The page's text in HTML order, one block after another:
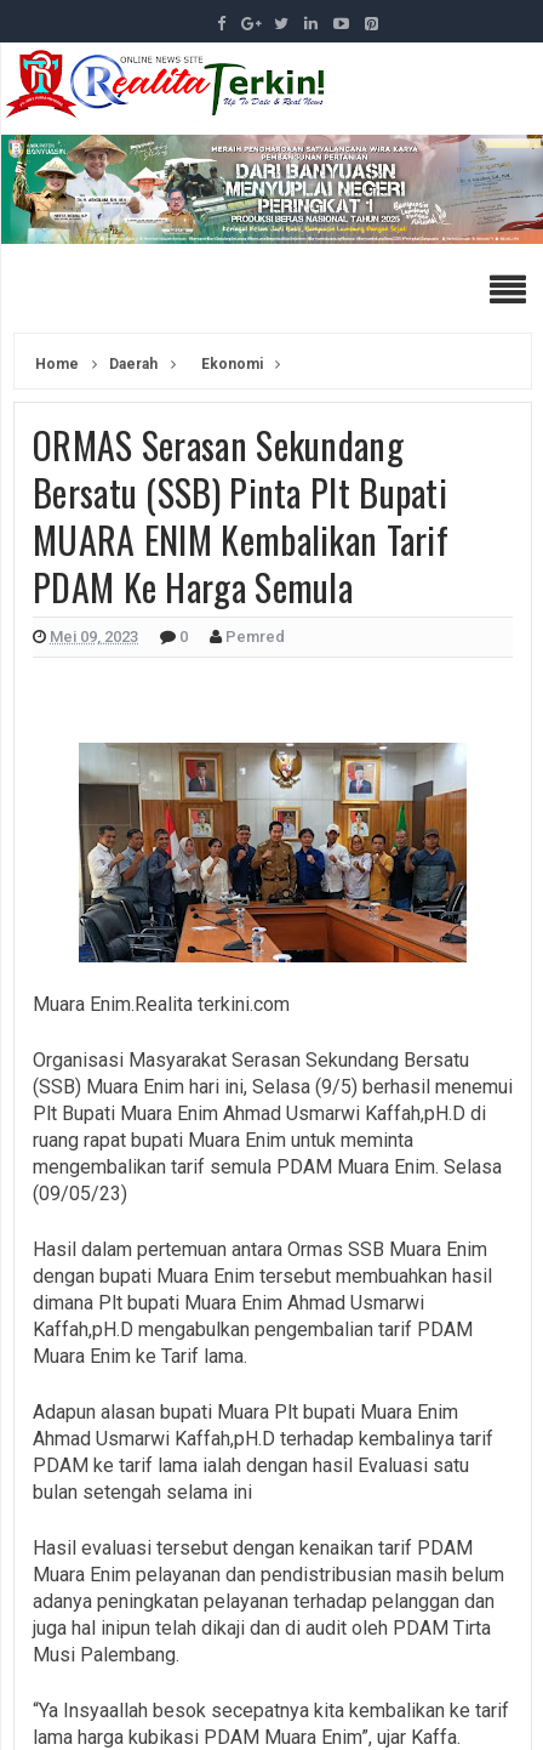
Home Daerah Ekonomi
ORMAS Serasan Sekundang
Bersatu (SSB) Pinta Plt Bupati
MUARA ENIM Kembalikan Tarif
PDAM Ke Harga Semula
Mei 09, 2023 0 Pemred
Muara Enim.Realita terkini.com
Organisasi Masyarakat Serasan Sekundang Bersatu
(SSB) Muara Enim hari ini, Selasa (9/5) berhasil menemui
Plt Bupati Muara Enim Ahmad Usmarwi Kaffah,pH.D di
ruang rapat bupati Muara Enim untuk meminta
mengembalikan tarif semula PDAM Muara Enim. Selasa
(09/05/23)
Hasil dalam pertemuan antara Ormas SSB Muara Enim
dengan bupati Muara Enim tersebut membuahkan hasil
dimana Plt bupati Muara Enim Ahmad Usmarwi
Kaffah,pH.D mengabulkan pengembalian tarif PDAM
Muara Enim ke Tarif lama.
Adapun alasan bupati Muara Plt bupati Muara Enim
Ahmad Usmarwi Kaffah,pH.D terhadap kembalinya tarif
PDAM ke tarif lama ialah dengan hasil Evaluasi satu
bulan setengah selama ini
Hasil evaluasi tersebut dengan kenaikan tarif PDAM
Muara Enim pelayanan dan pendistribusian masih belum
adanya peningkatan pelayanan terhadap pelanggan dan
juga hal inipun telah dikaji dan di audit oleh PDAM Tirta
Musi Palembang.
“Ya Insyaallah besok secepatnya kita kembalikan ke tarif
lama harga kubikasi PDAM Muara Enim”, ujar Kaffa.